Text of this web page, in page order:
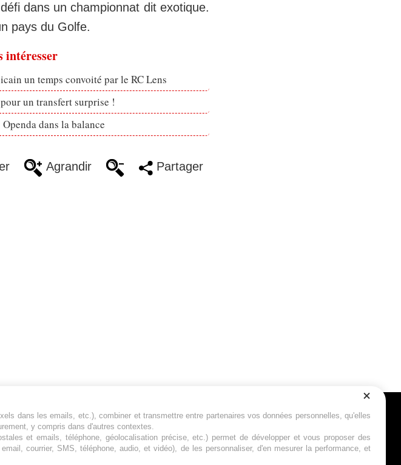
dans un championnat dit exotique.
pays du Golfe.
intéresser
un temps convoité par le RC Lens
un transfert surprise !
dans la balance
Agrandir Partager
sportif qui traite
de la Ligue 1 et
de la Ligue 2 et du
Suivez-nous
dans les emails, etc.), combiner et transmettre entre partenaires vos données personnelles, qu'elles
y compris dans d'autres contextes.
et emails, téléphone, géolocalisation précise, etc.) permet de développer et vous proposer des
courrier, SMS, téléphone, audio, et vidéo), de les personnaliser, d'en mesurer la performance, et